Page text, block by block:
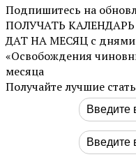
Подпишитесь на
ПОЛУЧАТЬ
ДАТ НА МЕСЯЦ с днями
«Освобождения
месяца
Получайте лучшие